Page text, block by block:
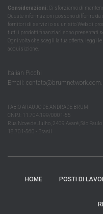
Considerazioni: Ci sforziamo di
Queste informazioni possono differire
fornitori di servizi o su un sito Web di
tutti i prodotti finanziari sono presentati
Ogni volta che scegli la tua offerta, leggi
acquisizione.
Italian Picchi
Email:
FABIO ARAUJO DE ANDRADE BRUM
CNPJ: 11.704.199/0001-55
Rua Nove de Julho, 2409 Avaré, São Paulo
18.701-560 - Brasil
HOME POSTI DI